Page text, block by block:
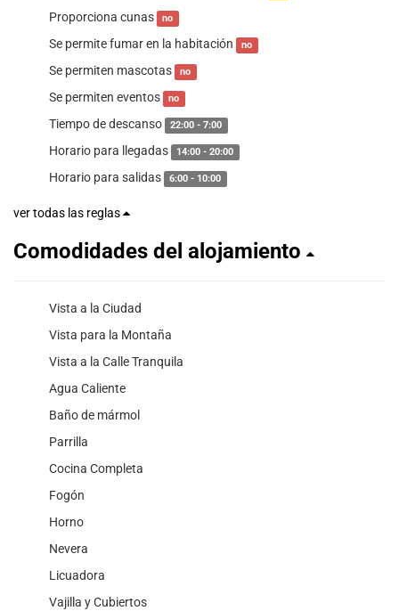
Proporciona cunas no
Se permite fumar en la habitación no
Se permiten mascotas no
Se permiten eventos no
Tiempo de descanso 22:00 - 7:00
Horario para llegadas 14:00 - 20:00
Horario para salidas 6:00 - 10:00
ver todas las reglas
Comodidades del alojamiento
Vista a la Ciudad
Vista para la Montaña
Vista a la Calle Tranquila
Agua Caliente
Baño de mármol
Parrilla
Cocina Completa
Fogón
Horno
Nevera
Licuadora
Vajilla y Cubiertos